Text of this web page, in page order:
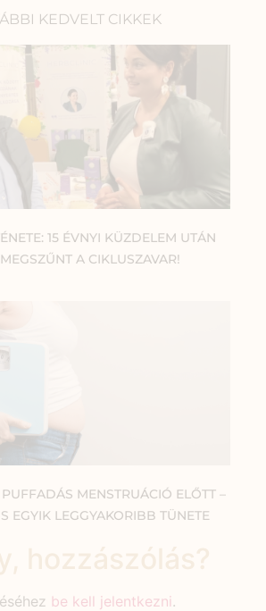
KEDVELT CIKKEK
15 ÉVNYI KÜZDELEM UTÁN
A CIKLUSZAVAR!
MENSTRUÁCIÓ ELŐTT –
EGYIK LEGGYAKORIBB TÜNETE
be kell jelentkezni.